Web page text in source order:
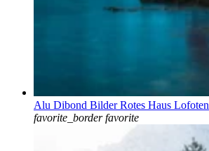
Alu Dibond Bilder Rotes Haus Lofoten
favorite_border favorite